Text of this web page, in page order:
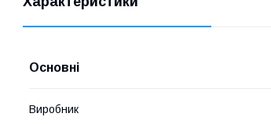
Основні
Виробник